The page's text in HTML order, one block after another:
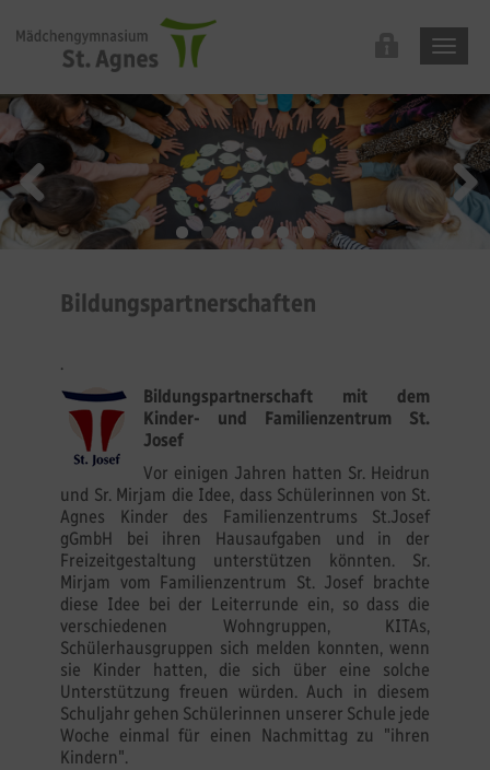
Bildungspartnerschaften
.
Bildungspartnerschaft mit dem
Kinder- und Familienzentrum St.
Josef
Vor einigen Jahren hatten Sr. Heidrun
und Sr. Mirjam die Idee, dass Schülerinnen von St.
Agnes Kinder des Familienzentrums St.Josef
gGmbH bei ihren Hausaufgaben und in der
Freizeitgestaltung unterstützen könnten. Sr.
Mirjam vom Familienzentrum St. Josef brachte
diese Idee bei der Leiterrunde ein, so dass die
verschiedenen Wohngruppen, KITAs,
Schülerhausgruppen sich melden konnten, wenn
sie Kinder hatten, die sich über eine solche
Unterstützung freuen würden. Auch in diesem
Schuljahr gehen Schülerinnen unserer Schule jede
Woche einmal für einen Nachmittag zu "ihren
Kindern".